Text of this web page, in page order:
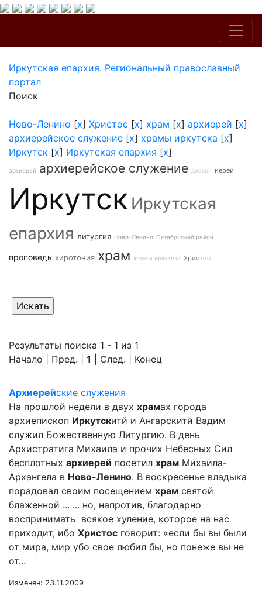
Иркутская епархия. Региональный православный
портал
Поиск
Ново-Ленино [x] Христос [x] храм [x] архиерей [x]
архиерейское служение [x] храмы иркутска [x]
Иркутск [x] Иркутская епархия [x]
архиерей архиерейское служение диакон иерей
Иркутск Иркутская
епархия литургия Ново-Ленино Октябрьский район
проповедь хиротония храм храмы иркутска Христос
Результаты поиска 1 - 1 из 1
Начало | Пред. | 1 | След. | Конец
Архиерейские служения
На прошлой недели в двух храмах города
архиепископ Иркутскитй и Ангарскитй Вадим
служил Божественную Литургию. В день
Архистратига Михаила и прочих Небесных Сил
бесплотных архиерей посетил храм Михаила-
Архангела в Ново-Ленино. В воскресенье владыка
порадовал своим посещением храм святой
блаженной ... ... но, напротив, благодарно
воспринимать всякое хуление, которое на нас
приходит, ибо Христос говорит: «если бы вы были
от мира, мир убо свое любил бы, но понеже вы не
от...
Изменен: 23.11.2009